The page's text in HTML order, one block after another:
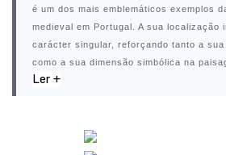
é um dos mais emblemáticos exemplos
medieval em Portugal. A sua localização
carácter singular, reforçando tanto a
como a sua dimensão simbólica na
Ler +